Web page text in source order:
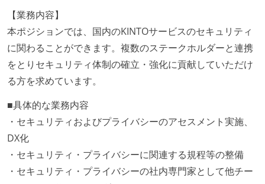
【業務内容】
本ポジションでは、国内のKINTOサービスのセキュリティ
に関わることができます。複数のステークホルダーと連携
をとりセキュリティ体制の確立・強化に貢献していただけ
る方を求めています。
■具体的な業務内容
・セキュリティおよびプライバシーのアセスメント実施、
DX化
・セキュリティ・プライバシーに関連する規程等の整備
・セキュリティ・プライバシーの社内専門家として他チー